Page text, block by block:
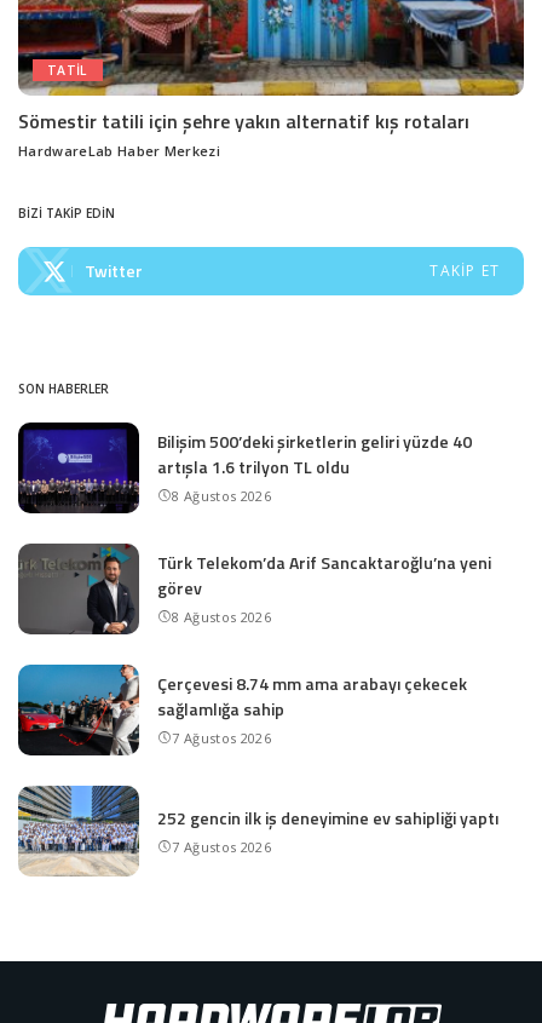
TATIL
Sömestir tatili için şehre yakın alternatif kış rotaları
Posted
HardwareLab Haber Merkezi
BİZİ TAKİP EDİN
Twitter TAKIP ET
SON HABERLER
Bilişim 500’deki şirketlerin geliri yüzde 40
artışla 1.6 trilyon TL oldu
8 Ağustos 2026
Türk Telekom’da Arif Sancaktaroğlu’na yeni
görev
8 Ağustos 2026
Çerçevesi 8.74 mm ama arabayı çekecek
sağlamlığa sahip
7 Ağustos 2026
252 gencin ilk iş deneyimine ev sahipliği yaptı
7 Ağustos 2026